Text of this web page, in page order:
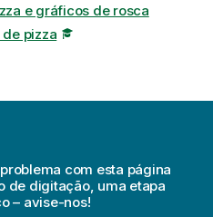
e gráficos de rosca
pizza
com esta página
de digitação, uma etapa
– avise-nos!